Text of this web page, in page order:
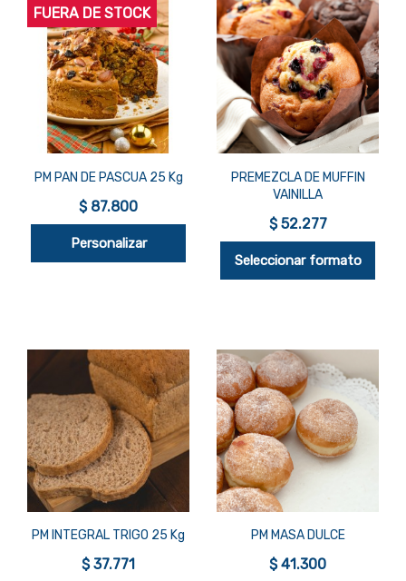
 Vista rápida
PM PAN DE PASCUA 25 Kg
$ 87.800
Personalizar
FUERA DE STOCK
Vista rápida
PREMEZCLA DE MUFFIN
VAINILLA
$ 52.277
Seleccionar formato
Vista rápida
PM INTEGRAL TRIGO 25 Kg
$ 37.771
Vista rápida
PM MASA DULCE
$ 41.300